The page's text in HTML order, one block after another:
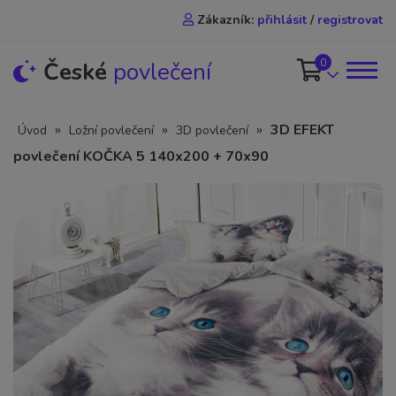
Zákazník: přihlásit / registrovat
České povlečení 0
Úvod » Ložní povlečení » 3D povlečení » 3D EFEKT
povlečení KOČKA 5 140x200 + 70x90